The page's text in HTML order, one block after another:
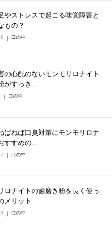
やストレスで起こる味覚障害と
もの？
口の中
の心配のないモンモリロナイト
がすっき…
口の中
ばねば口臭対策にモンモリロナ
すすめの…
口の中
ロナイトの歯磨き粉を長く使っ
メリット…
口の中